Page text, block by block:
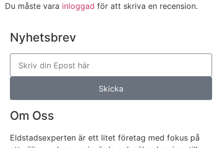
Du måste vara inloggad för att skriva en recension.
Nyhetsbrev
Skicka
Om Oss
Eldstadsexperten är ett litet företag med fokus på